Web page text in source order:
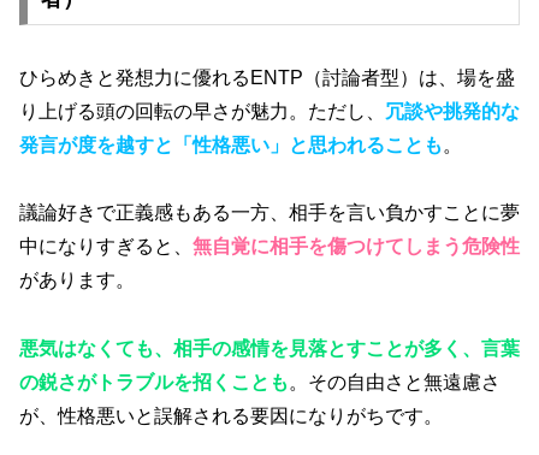
ひらめきと発想力に優れるENTP（討論者型）は、場を盛
り上げる頭の回転の早さが魅力。ただし、 冗談や挑発的な
発言が度を越すと「性格悪い」と思われることも 。
議論好きで正義感もある一方、相手を言い負かすことに夢
中になりすぎると、 無自覚に相手を傷つけてしまう危険性
があります。
悪気はなくても、相手の感情を見落とすことが多く、言葉
の鋭さがトラブルを招くことも 。その自由さと無遠慮さ
が、性格悪いと誤解される要因になりがちです。